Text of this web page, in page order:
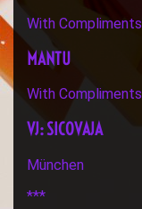
With Compliments
MANTU
With Compliments
VJ: SICOVAJA
München
***